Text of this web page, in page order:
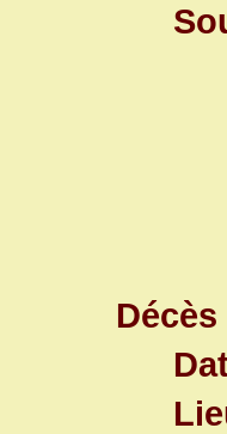
Décès